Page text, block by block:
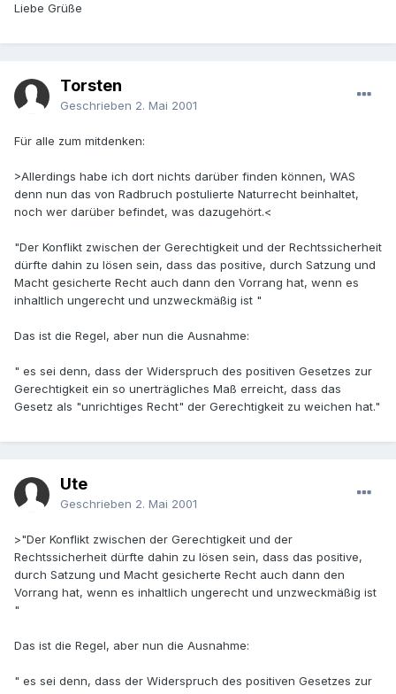
Liebe Grüße
Torsten
Geschrieben 2. Mai 2001
Für alle zum mitdenken:
>Allerdings habe ich dort nichts darüber finden können, WAS
denn nun das von Radbruch postulierte Naturrecht beinhaltet,
noch wer darüber befindet, was dazugehört.<
"Der Konflikt zwischen der Gerechtigkeit und der Rechtssicherheit
dürfte dahin zu lösen sein, dass das positive, durch Satzung und
Macht gesicherte Recht auch dann den Vorrang hat, wenn es
inhaltlich ungerecht und unzweckmäßig ist "
Das ist die Regel, aber nun die Ausnahme:
" es sei denn, dass der Widerspruch des positiven Gesetzes zur
Gerechtigkeit ein so unerträgliches Maß erreicht, dass das
Gesetz als "unrichtiges Recht" der Gerechtigkeit zu weichen hat."
Ute
Geschrieben 2. Mai 2001
>"Der Konflikt zwischen der Gerechtigkeit und der
Rechtssicherheit dürfte dahin zu lösen sein, dass das positive,
durch Satzung und Macht gesicherte Recht auch dann den
Vorrang hat, wenn es inhaltlich ungerecht und unzweckmäßig ist
"
Das ist die Regel, aber nun die Ausnahme:
" es sei denn, dass der Widerspruch des positiven Gesetzes zur